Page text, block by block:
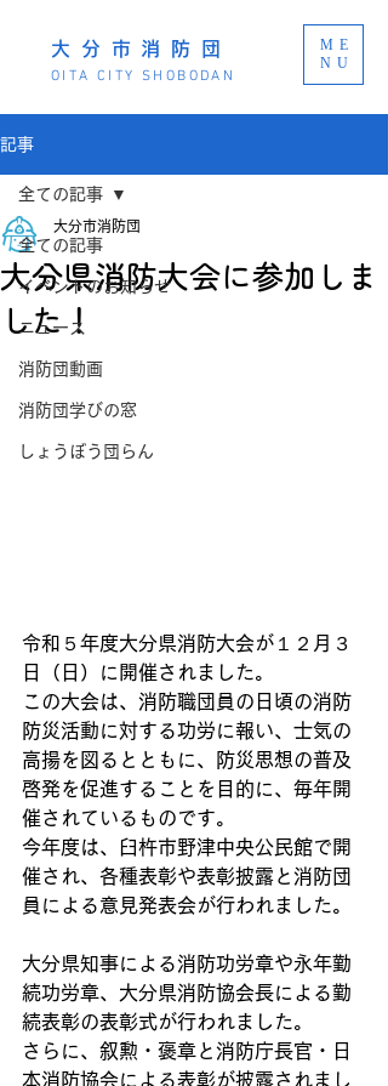
大分市消防団
OITA CITY SHOBODAN
ME
NU
記事
全ての記事
イベントのお知らせ
ニュース
消防団動画
消防団学びの窓
しょうぼう団らん
全ての記事
大分県消防大会に参加しま
した！
大分市消防団
令和５年度大分県消防大会が１２月３
日（日）に開催されました。
この大会は、消防職団員の日頃の消防
防災活動に対する功労に報い、士気の
高揚を図るとともに、防災思想の普及
啓発を促進することを目的に、毎年開
催されているものです。
今年度は、臼杵市野津中央公民館で開
催され、各種表彰や表彰披露と消防団
員による意見発表会が行われました。
大分県知事による消防功労章や永年勤
続功労章、大分県消防協会長による勤
続表彰の表彰式が行われました。
さらに、叙勲・褒章と消防庁長官・日
本消防協会による表彰が披露されまし